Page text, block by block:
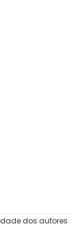
dos autores